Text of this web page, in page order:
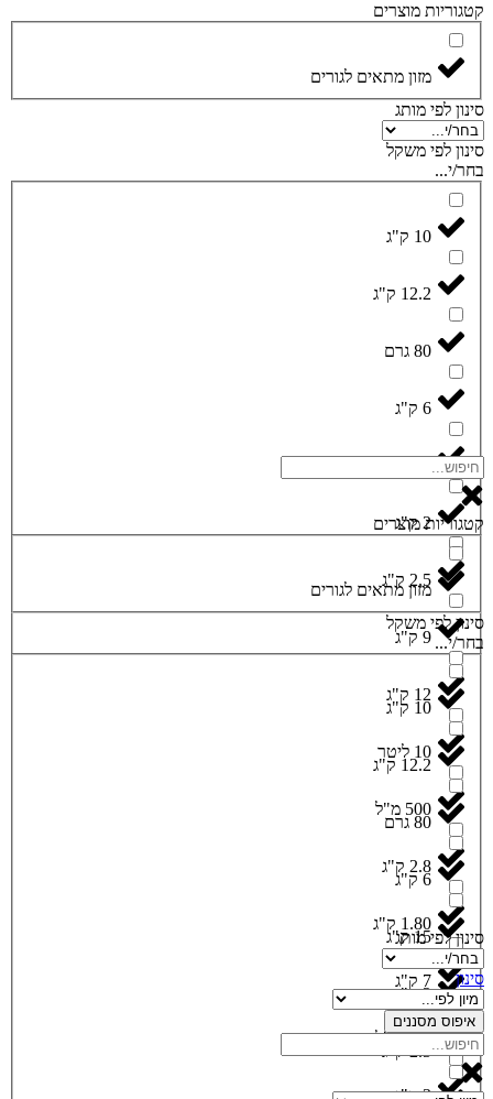
קטגוריות מוצרים
מזון מתאים לגורים
סינון לפי מותג
סינון לפי משקל
בחר/י...
10 ק"ג
12.2 ק"ג
80 גרם
6 ק"ג
2 ק"ג
2.5 ק"ג
9 ק"ג
12 ק"ג
10 ליטר
500 מ"ל
2.8 ק"ג
1.80 ק"ג
7 ק"ג
473 מ"ל
3 ק"ג
קטגוריות מוצרים
מזון מתאים לגורים
סינון לפי משקל
בחר/י...
10 ק"ג
12.2 ק"ג
80 גרם
6 ק"ג
15 ק"ג
2 ק"ג
2.5 ק"ג
סינון לפי מותג
סינון
איפוס מסננים